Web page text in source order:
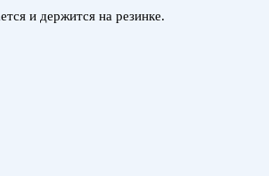
и держится на резинке.